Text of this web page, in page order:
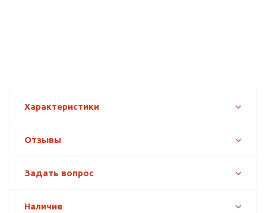
Характеристики
Отзывы
Задать вопрос
Наличие